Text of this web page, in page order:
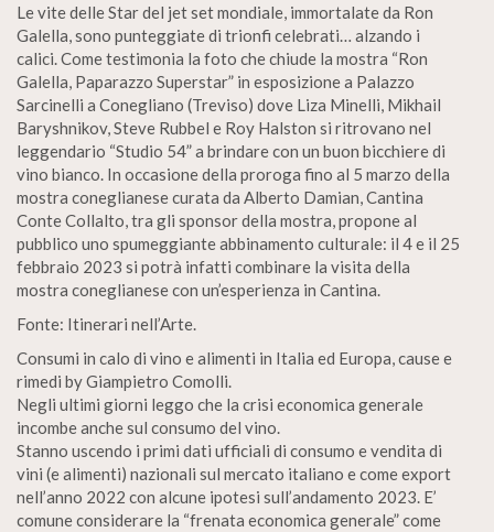
Le vite delle Star del jet set mondiale, immortalate da Ron
Galella, sono punteggiate di trionfi celebrati… alzando i
calici. Come testimonia la foto che chiude la mostra “Ron
Galella, Paparazzo Superstar” in esposizione a Palazzo
Sarcinelli a Conegliano (Treviso) dove Liza Minelli, Mikhail
Baryshnikov, Steve Rubbel e Roy Halston si ritrovano nel
leggendario “Studio 54” a brindare con un buon bicchiere di
vino bianco. In occasione della proroga fino al 5 marzo della
mostra coneglianese curata da Alberto Damian, Cantina
Conte Collalto, tra gli sponsor della mostra, propone al
pubblico uno spumeggiante abbinamento culturale: il 4 e il 25
febbraio 2023 si potrà infatti combinare la visita della
mostra coneglianese con un’esperienza in Cantina.
Fonte: Itinerari nell’Arte.
Consumi in calo di vino e alimenti in Italia ed Europa, cause e
rimedi by Giampietro Comolli.
Negli ultimi giorni leggo che la crisi economica generale
incombe anche sul consumo del vino.
Stanno uscendo i primi dati ufficiali di consumo e vendita di
vini (e alimenti) nazionali sul mercato italiano e come export
nell’anno 2022 con alcune ipotesi sull’andamento 2023. E’
comune considerare la “frenata economica generale” come